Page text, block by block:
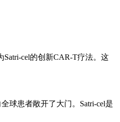
cel的创新CAR-T疗法。这
球患者敞开了大门。Satri-cel是